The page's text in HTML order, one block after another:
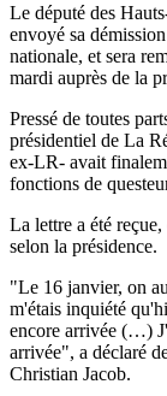
Le député des
envoyé sa
nationale, et sera
mardi auprès de la
Pressé de toutes
présidentiel de La
ex-LR- avait
fonctions de
La lettre a été
selon la présidence.
"Le 16 janvier, on
m'étais inquiété
encore arrivée (…)
arrivée", a déclaré
Christian Jacob.